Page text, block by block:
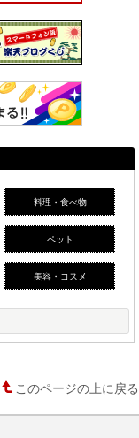
料理・食べ物
ペット
美容・コスメ
このページの上に戻る